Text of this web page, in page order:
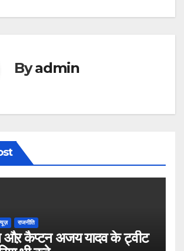
Byadmin
राजनीति
औऱ कैप्टन अजय यादव के ट्वीट